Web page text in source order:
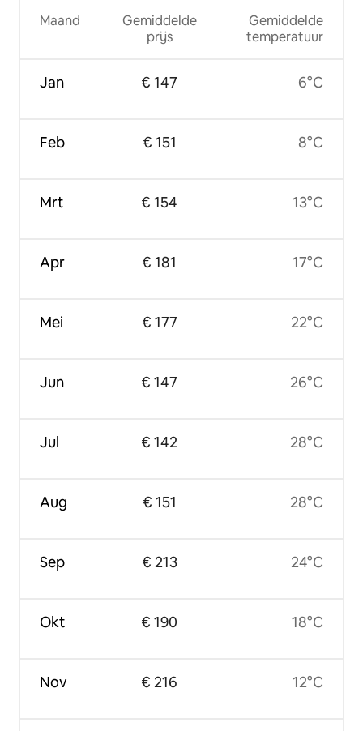
Maand
Jan
Feb
Mrt
Apr
Mei
Jun
Jul
Aug
Sep
Okt
Nov
Gemiddelde
prijs
€ 147
€ 151
€ 154
€ 181
€ 177
€ 147
€ 142
€ 151
€ 213
€ 190
€ 216
Gemiddelde
temperatuur
6°C
8°C
13°C
17°C
22°C
26°C
28°C
28°C
24°C
18°C
12°C